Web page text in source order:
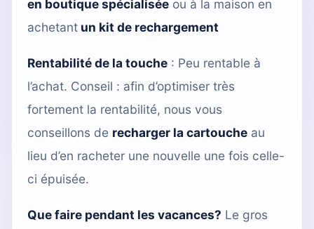
en boutique spécialisée ou à la maison en
achetant un kit de rechargement
Rentabilité de la touche : Peu rentable à
l’achat. Conseil : afin d’optimiser très
fortement la rentabilité, nous vous
conseillons de recharger la cartouche au
lieu d’en racheter une nouvelle une fois celle-
ci épuisée.
Que faire pendant les vacances? Le gros